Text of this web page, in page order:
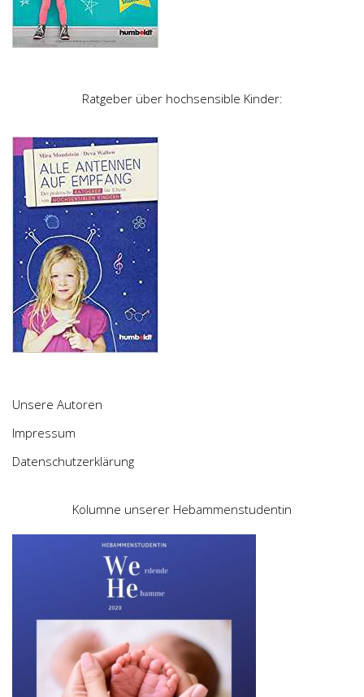
Ratgeber über hochsensible Kinder:
Unsere Autoren
Impressum
Datenschutzerklärung
Kolumne unserer Hebammenstudentin